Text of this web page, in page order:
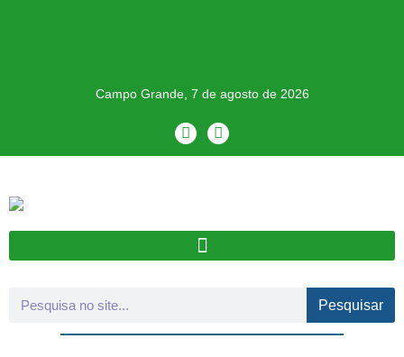
Campo Grande, 7 de agosto de 2026
Pesquisar